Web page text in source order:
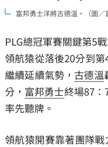
富邦勇士洋將古德溫。（圖／
PLG總冠軍賽關鍵第5
領航猿從落後20分到
繼續延續氣勢， 古德溫
分， 富邦勇士終場87：
率先聽牌。
領航猿開賽靠著團隊